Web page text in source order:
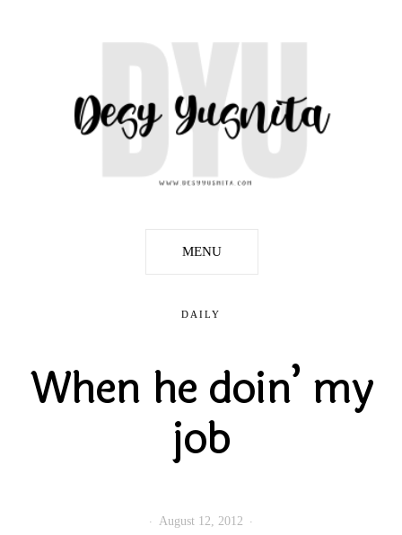
MENU
DAILY
When he doin’ my
job
August 12, 2012